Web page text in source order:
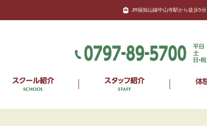
JR福知山線中山寺駅から徒歩5分